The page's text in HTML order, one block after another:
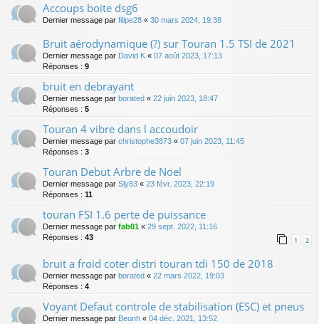
Accoups boite dsg6
Dernier message par filipe28 « 30 mars 2024, 19:38
Bruit aérodynamique (?) sur Touran 1.5 TSI de 2021
Dernier message par David K « 07 août 2023, 17:13
Réponses : 9
bruit en debrayant
Dernier message par borated « 22 juin 2023, 18:47
Réponses : 5
Touran 4 vibre dans l accoudoir
Dernier message par christophe3873 « 07 juin 2023, 11:45
Réponses : 3
Touran Debut Arbre de Noel
Dernier message par Sly83 « 23 févr. 2023, 22:19
Réponses : 11
touran FSI 1.6 perte de puissance
Dernier message par fab01 « 29 sept. 2022, 11:16
Réponses : 43 1 2
bruit a froid coter distri touran tdi 150 de 2018
Dernier message par borated « 22 mars 2022, 19:03
Réponses : 4
Voyant Defaut controle de stabilisation (ESC) et pneus
Dernier message par Beunh « 04 déc. 2021, 13:52